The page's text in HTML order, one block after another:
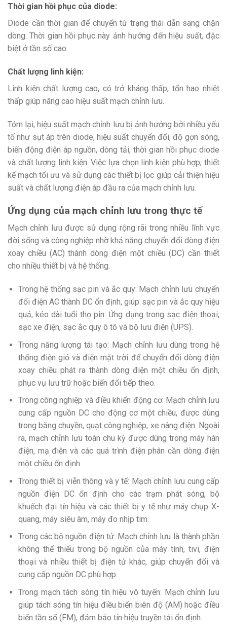
Thời gian hồi phục của diode:
Diode cần thời gian để chuyển từ trạng thái dẫn sang chặn
dòng. Thời gian hồi phục này ảnh hưởng đến hiệu suất, đặc
biệt ở tần số cao.
Chất lượng linh kiện:
Linh kiện chất lượng cao, có trở kháng thấp, tổn hao nhiệt
thấp giúp nâng cao hiệu suất mạch chỉnh lưu.
Tóm lại, hiệu suất mạch chỉnh lưu bị ảnh hưởng bởi nhiều yếu
tố như sụt áp trên diode, hiệu suất chuyển đổi, độ gợn sóng,
biến động điện áp nguồn, dòng tải, thời gian hồi phục diode
và chất lượng linh kiện. Việc lựa chọn linh kiện phù hợp, thiết
kế mạch tối ưu và sử dụng các thiết bị lọc giúp cải thiện hiệu
suất và chất lượng điện áp đầu ra của mạch chỉnh lưu.
Ứng dụng của mạch chỉnh lưu trong thực tế
Mạch chỉnh lưu được sử dụng rộng rãi trong nhiều lĩnh vực
đời sống và công nghiệp nhờ khả năng chuyển đổi dòng điện
xoay chiều (AC) thành dòng điện một chiều (DC) cần thiết
cho nhiều thiết bị và hệ thống.
Trong hệ thống sạc pin và ắc quy: Mạch chỉnh lưu chuyển
đổi điện AC thành DC ổn định, giúp sạc pin và ắc quy hiệu
quả, kéo dài tuổi thọ pin. Ứng dụng trong sạc điện thoại,
sạc xe điện, sạc ắc quy ô tô và bộ lưu điện (UPS).
Trong năng lượng tái tạo: Mạch chỉnh lưu dùng trong hệ
thống điện gió và điện mặt trời để chuyển đổi dòng điện
xoay chiều phát ra thành dòng điện một chiều ổn định,
phục vụ lưu trữ hoặc biến đổi tiếp theo.
Trong công nghiệp và điều khiển động cơ: Mạch chỉnh lưu
cung cấp nguồn DC cho động cơ một chiều, được dùng
trong băng chuyền, quạt công nghiệp, xe nâng điện. Ngoài
ra, mạch chỉnh lưu toàn chu kỳ được dùng trong máy hàn
điện, mạ điện và các quá trình điện phân cần dòng điện
một chiều ổn định.
Trong thiết bị viễn thông và y tế: Mạch chỉnh lưu cung cấp
nguồn điện DC ổn định cho các trạm phát sóng, bộ
khuếch đại tín hiệu và các thiết bị y tế như máy chụp X-
quang, máy siêu âm, máy đo nhịp tim.
Trong các bộ nguồn điện tử: Mạch chỉnh lưu là thành phần
không thể thiếu trong bộ nguồn của máy tính, tivi, điện
thoại và nhiều thiết bị điện tử khác, giúp chuyển đổi và
cung cấp nguồn DC phù hợp.
Trong mạch tách sóng tín hiệu vô tuyến: Mạch chỉnh lưu
giúp tách sóng tín hiệu điều biến biên độ (AM) hoặc điều
biến tần số (FM), đảm bảo tín hiệu truyền tải ổn định.